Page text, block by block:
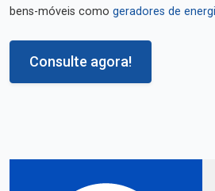
bens-móveis como geradores de
Consulte agora!